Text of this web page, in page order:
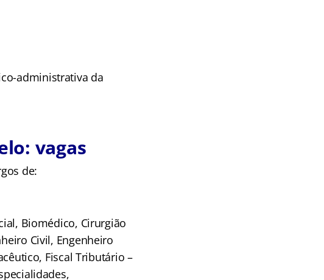
administrativa da
vagas
de:
Biomédico, Cirurgião
Civil, Engenheiro
Fiscal Tributário –